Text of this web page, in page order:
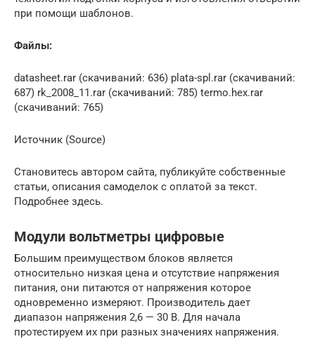
при помощи шаблонов.
Файлы:
datasheet.rar (скачиваний: 636) plata-spl.rar (скачиваний:
687) rk_2008_11.rar (скачиваний: 785) termo.hex.rar
(скачиваний: 765)
Источник (Source)
Становитесь автором сайта, публикуйте собственные
статьи, описания самоделок с оплатой за текст.
Подробнее здесь.
Модули вольтметры цифровые
Большим преимуществом блоков является
относительно низкая цена и отсутствие напряжения
питания, они питаются от напряжения которое
одновременно измеряют. Производитель дает
диапазон напряжения 2,6 — 30 В. Для начала
протестируем их при разных значениях напряжения.